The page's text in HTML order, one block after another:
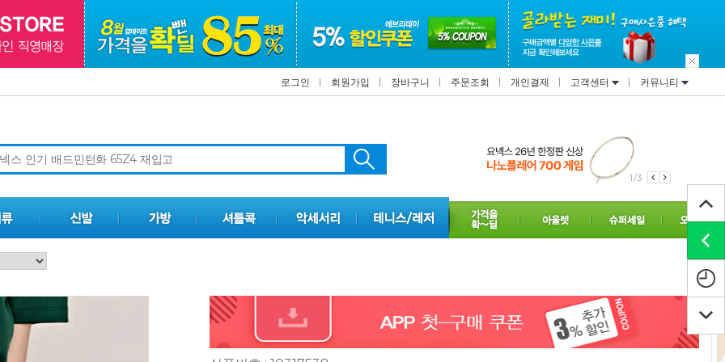
로그인 회원가입 장바구니 주문조회 개인결제 고객센터 커뮤니티
1/3